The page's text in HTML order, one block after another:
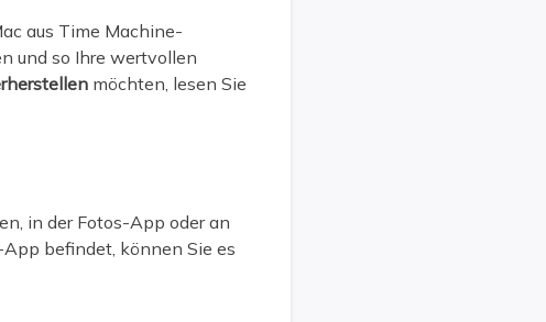
aus Time Machine-
und so Ihre wertvollen
möchten, lesen Sie
in der Fotos-App oder an
befindet, können Sie es